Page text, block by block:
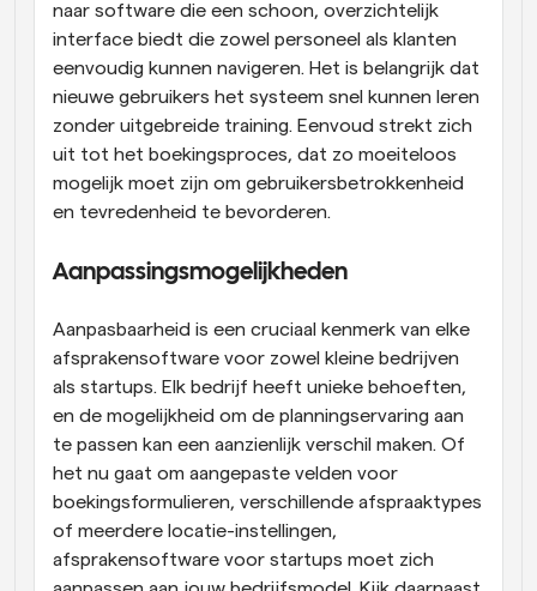
naar software die een schoon, overzichtelijk
interface biedt die zowel personeel als klanten
eenvoudig kunnen navigeren. Het is belangrijk dat
nieuwe gebruikers het systeem snel kunnen leren
zonder uitgebreide training. Eenvoud strekt zich
uit tot het boekingsproces, dat zo moeiteloos
mogelijk moet zijn om gebruikersbetrokkenheid
en tevredenheid te bevorderen.
Aanpassingsmogelijkheden
Aanpasbaarheid is een cruciaal kenmerk van elke
afsprakensoftware voor zowel kleine bedrijven
als startups. Elk bedrijf heeft unieke behoeften,
en de mogelijkheid om de planningservaring aan
te passen kan een aanzienlijk verschil maken. Of
het nu gaat om aangepaste velden voor
boekingsformulieren, verschillende afspraaktypes
of meerdere locatie-instellingen,
afsprakensoftware voor startups moet zich